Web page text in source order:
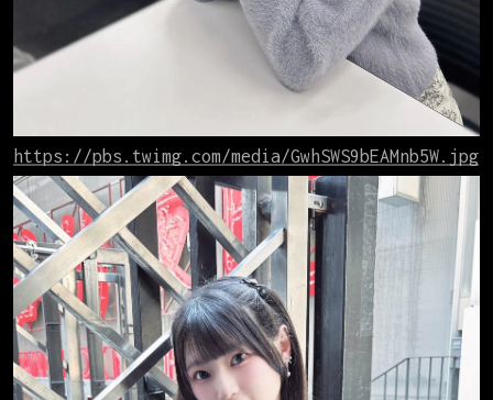
https://pbs.twimg.com/media/GwhSWS9bEAMnb5W.jpg